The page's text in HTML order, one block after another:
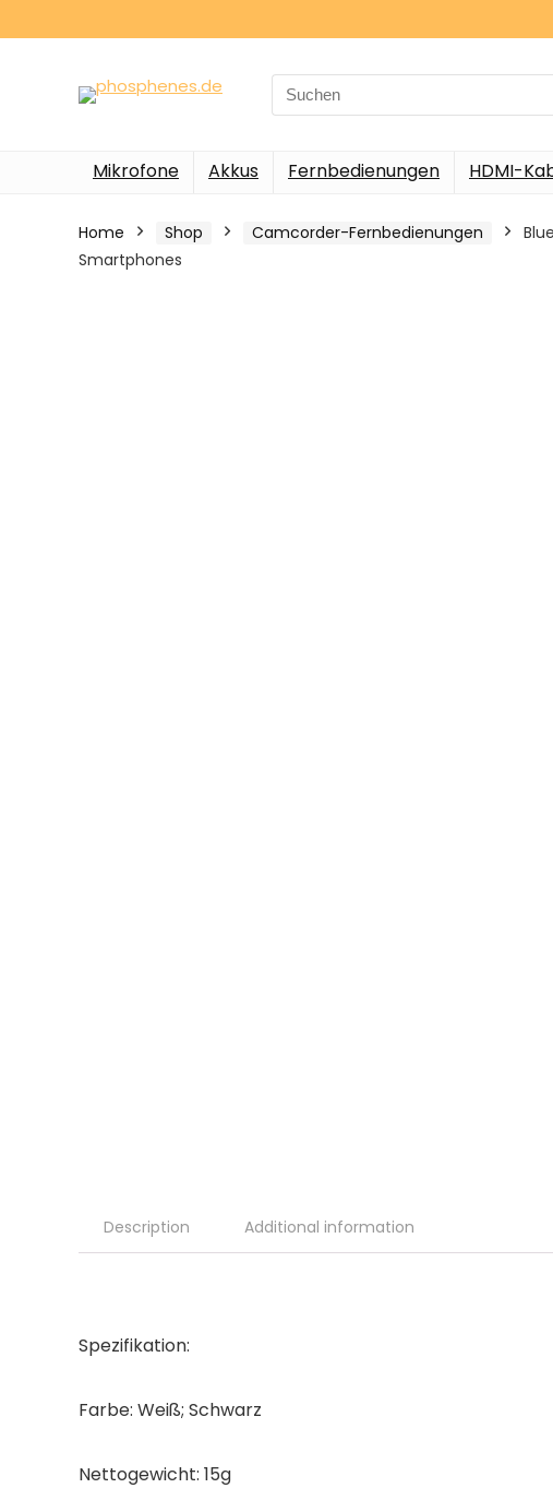
Search
for:
Mikrofone Akkus Fernbedienungen HDMI-
Home Shop Camcorder-Fernbedienungen
Smartphones
Description Additional information
Spezifikation:
Farbe: Weiß; Schwarz
Nettogewicht: 15g